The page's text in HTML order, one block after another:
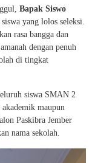
Bapak Siswo
yang lolos seleksi.
rasa bangga dan
dengan penuh
di tingkat
siswa SMAN 2
maupun
Paskibra Jember
nama sekolah.